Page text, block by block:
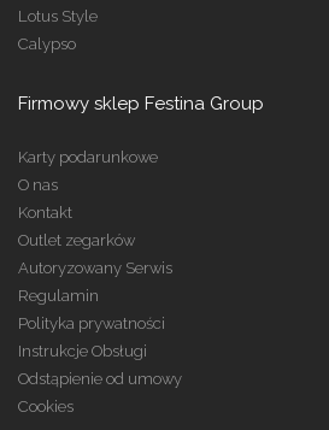
Lotus Style
Calypso
Firmowy sklep Festina Group
Karty podarunkowe
O nas
Kontakt
Outlet zegarków
Autoryzowany Serwis
Regulamin
Polityka prywatności
Instrukcje Obsługi
Odstąpienie od umowy
Cookies